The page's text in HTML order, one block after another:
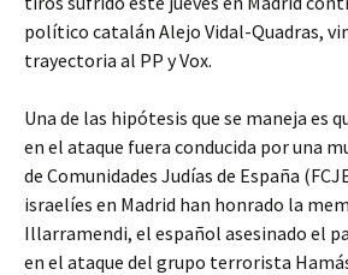
político catalán Alejo Vidal-Quadras,
trayectoria al PP y Vox.
Una de las hipótesis que se maneja es
en el ataque fuera conducida por una
de Comunidades Judías de España
israelíes en Madrid han honrado la
Illarramendi, el español asesinado el
en el ataque del grupo terrorista